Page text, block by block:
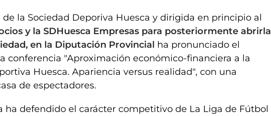
la Sociedad Deporiva Huesca y dirigida en principio al
y la SDHuesca Empresas para posteriormente abrirla
en la Diputación Provincial ha pronunciado el
conferencia "Aproximación económico-financiera a la
Huesca. Apariencia versus realidad", con una
de espectadores.
ha defendido el carácter competitivo de La Liga de Fútbol